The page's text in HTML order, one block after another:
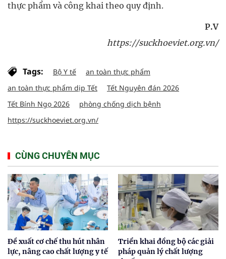
thực phẩm và công khai theo quy định.
P.V
https://suckhoeviet.org.vn/
Tags: Bộ Y tế
an toàn thực phẩm
an toàn thực phẩm dịp Tết
Tết Nguyên đán 2026
Tết Bính Ngọ 2026
phòng chống dịch bệnh
https://suckhoeviet.org.vn/
CÙNG CHUYÊN MỤC
Đề xuất cơ chế thu hút nhân
lực, nâng cao chất lượng y tế
Triển khai đồng bộ các giải
pháp quản lý chất lượng